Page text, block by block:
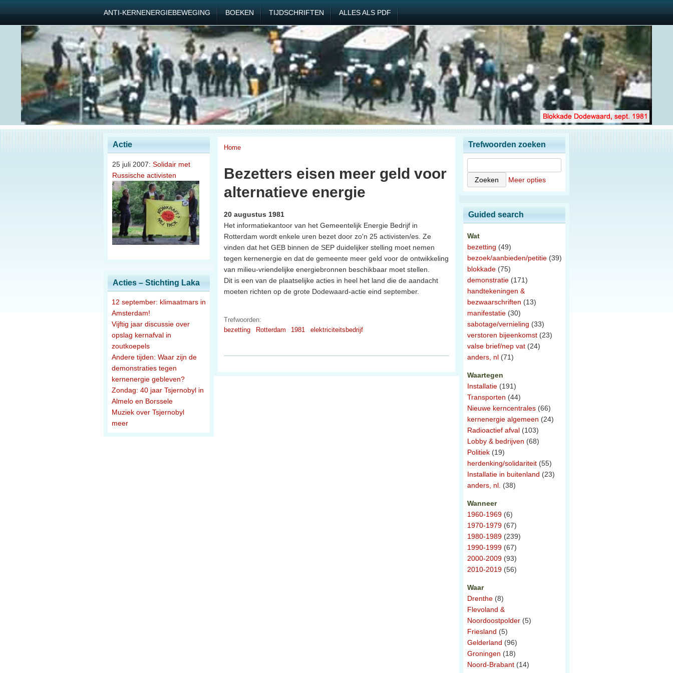
ANTI-KERNENERGIEBEWEGING BOEKEN TIJDSCHRIFTEN ALLES ALS PDF
Actie
25 juli 2007: Solidair met
Russische activisten
Acties – Stichting Laka
12 september: klimaatmars in
Amsterdam!
Vijftig jaar discussie over
opslag kernafval in
zoutkoepels
Andere tijden: Waar zijn de
demonstraties tegen
kernenergie gebleven?
Zondag: 40 jaar Tsjernobyl in
Almelo en Borssele
Muziek over Tsjernobyl
meer
Home
Bezetters eisen meer geld voor
alternatieve energie
20 augustus 1981
Het informatiekantoor van het Gemeentelijk Energie Bedrijf in
Rotterdam wordt enkele uren bezet door zo'n 25 activisten/es. Ze
vinden dat het GEB binnen de SEP duidelijker stelling moet nemen
tegen kernenergie en dat de gemeente meer geld voor de ontwikkeling
van milieu-vriendelijke energiebronnen beschikbaar moet stellen.
Dit is een van de plaatselijke acties in heel het land die de aandacht
moeten richten op de grote Dodewaard-actie eind september.
Trefwoorden:
bezetting
Rotterdam 1981 elektriciteitsbedrijf
Trefwoorden zoeken
Meer opties
Guided search
Wat
bezetting (49)
bezoek/aanbieden/petitie (39)
blokkade (75)
demonstratie (171)
handtekeningen &
bezwaarschriften (13)
manifestatie (30)
sabotage/vernieling (33)
verstoren bijeenkomst (23)
valse brief/nep vat (24)
anders, nl (71)
Waartegen
Installatie (191)
Transporten (44)
Nieuwe kerncentrales (66)
kernenergie algemeen (24)
Radioactief afval (103)
Lobby & bedrijven (68)
Politiek (19)
herdenking/solidariteit (55)
Installatie in buitenland (23)
anders, nl. (38)
Wanneer
1960-1969 (6)
1970-1979 (67)
1980-1989 (239)
1990-1999 (67)
2000-2009 (93)
2010-2019 (56)
Waar
Drenthe (8)
Flevoland &
Noordoostpolder (5)
Friesland (5)
Gelderland (96)
Groningen (18)
Noord-Brabant (14)